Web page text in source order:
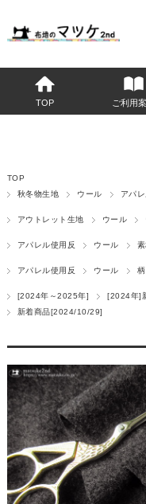
TOP ご利用
TOP
秋冬物生地
ウール アパ
アウトレット生地 ウール
アパレル使用反 ウール
アパレル使用反 ウール 柄
[2024年～2025年] [2024年]
新着商品[2024/10/29]